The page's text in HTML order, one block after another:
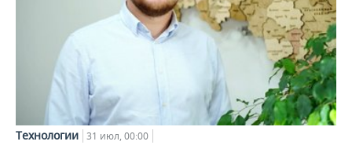
Технологии 31 июл, 00:00